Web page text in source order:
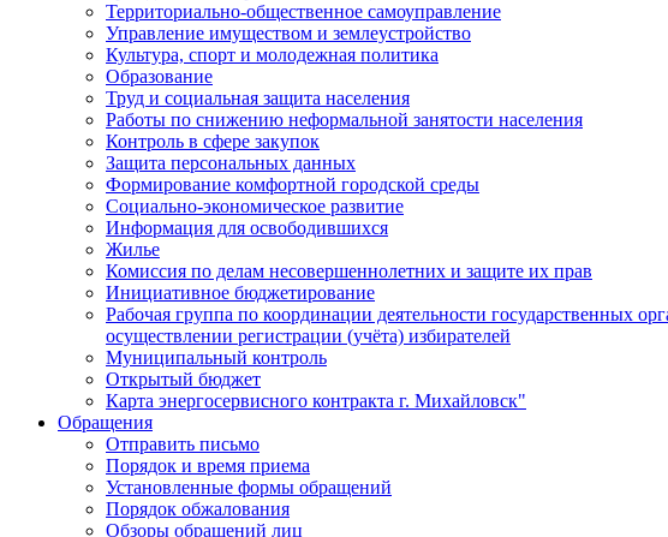
Территориально-общественное самоуправление
Управление имуществом и землеустройство
Культура, спорт и молодежная политика
Образование
Труд и социальная защита населения
Работы по снижению неформальной занятости населения
Контроль в сфере закупок
Защита персональных данных
Формирование комфортной городской среды
Социально-экономическое развитие
Информация для освободившихся
Жилье
Комиссия по делам несовершеннолетних и защите их прав
Инициативное бюджетирование
Рабочая группа по координации деятельности государственных
осуществлении регистрации (учёта) избирателей
Муниципальный контроль
Открытый бюджет
Карта энергосервисного контракта г. Михайловск"
Обращения
Отправить письмо
Порядок и время приема
Установленные формы обращений
Порядок обжалования
Обзоры обращений лиц